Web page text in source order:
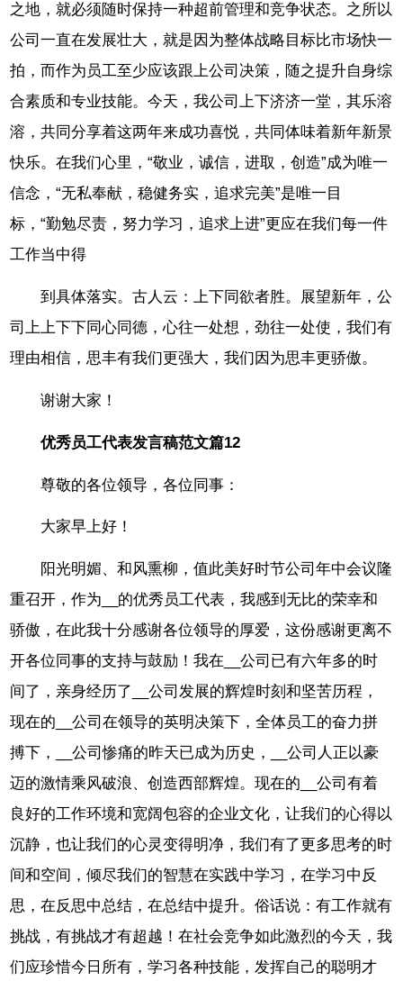
之地，就必须随时保持一种超前管理和竞争状态。之所以
公司一直在发展壮大，就是因为整体战略目标比市场快一
拍，而作为员工至少应该跟上公司决策，随之提升自身综
合素质和专业技能。今天，我公司上下济济一堂，其乐溶
溶，共同分享着这两年来成功喜悦，共同体味着新年新景
快乐。在我们心里，“敬业，诚信，进取，创造”成为唯一
信念，“无私奉献，稳健务实，追求完美”是唯一目
标，“勤勉尽责，努力学习，追求上进”更应在我们每一件
工作当中得
到具体落实。古人云：上下同欲者胜。展望新年，公
司上上下下同心同德，心往一处想，劲往一处使，我们有
理由相信，思丰有我们更强大，我们因为思丰更骄傲。
谢谢大家！
优秀员工代表发言稿范文篇12
尊敬的各位领导，各位同事：
大家早上好！
阳光明媚、和风熏柳，值此美好时节公司年中会议隆
重召开，作为__的优秀员工代表，我感到无比的荣幸和
骄傲，在此我十分感谢各位领导的厚爱，这份感谢更离不
开各位同事的支持与鼓励！我在__公司已有六年多的时
间了，亲身经历了__公司发展的辉煌时刻和坚苦历程，
现在的__公司在领导的英明决策下，全体员工的奋力拼
搏下，__公司惨痛的昨天已成为历史，__公司人正以豪
迈的激情乘风破浪、创造西部辉煌。现在的__公司有着
良好的工作环境和宽阔包容的企业文化，让我们的心得以
沉静，也让我们的心灵变得明净，我们有了更多思考的时
间和空间，倾尽我们的智慧在实践中学习，在学习中反
思，在反思中总结，在总结中提升。俗话说：有工作就有
挑战，有挑战才有超越！在社会竞争如此激烈的今天，我
们应珍惜今日所有，学习各种技能，发挥自己的聪明才